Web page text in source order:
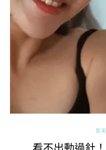
醫